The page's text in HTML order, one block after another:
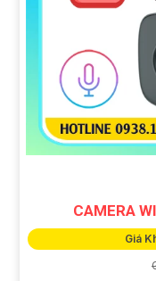
CAMERA
Giá